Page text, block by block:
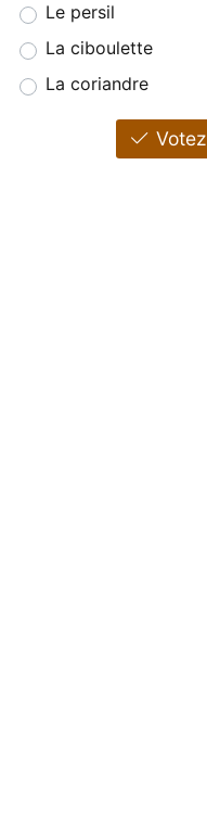
Le persil
La ciboulette
La coriandre
Votez